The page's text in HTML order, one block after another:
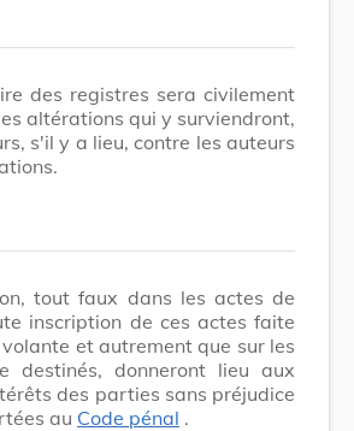
des registres sera civilement
altérations qui y surviendront,
s'il y a lieu, contre les auteurs
tout faux dans les actes de
inscription de ces actes faite
et autrement que sur les
destinés, donneront lieu aux
des parties sans préjudice
au Code pénal .